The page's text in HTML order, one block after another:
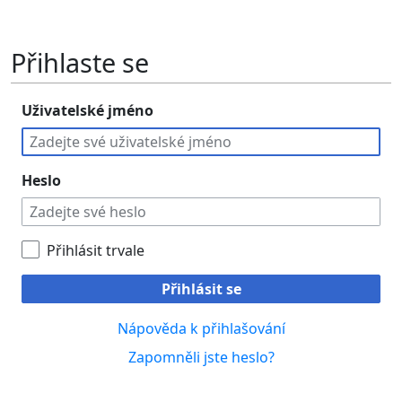
Přihlaste se
Uživatelské jméno
Heslo
Přihlásit trvale
Přihlásit se
Nápověda k přihlašování
Zapomněli jste heslo?